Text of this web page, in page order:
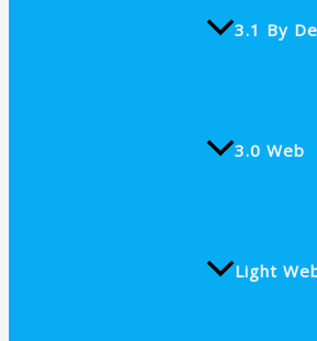
3.1 By
3.0 Web
Light